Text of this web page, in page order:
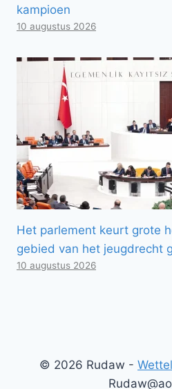
kampioen
10 augustus 2026
Het parlement keurt grote
gebied van het jeugdrecht
10 augustus 2026
© 2026 Rudaw -